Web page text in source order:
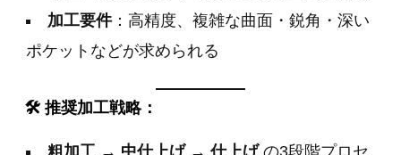
加工要件：高精度、複雑な曲面・鋭角・深い
ポケットなどが求められる
🛠 推奨加工戦略：
粗加工 → 中仕上げ → 仕上げの3段階プロセ